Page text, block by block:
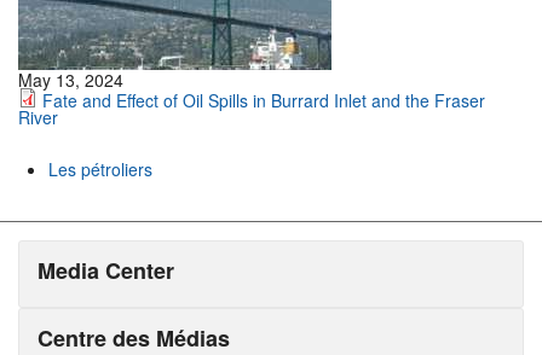
May 13, 2024
Fate and Effect of Oil Spills in Burrard Inlet and the Fraser
River
Les pétroliers
Media Center
Centre des Médias